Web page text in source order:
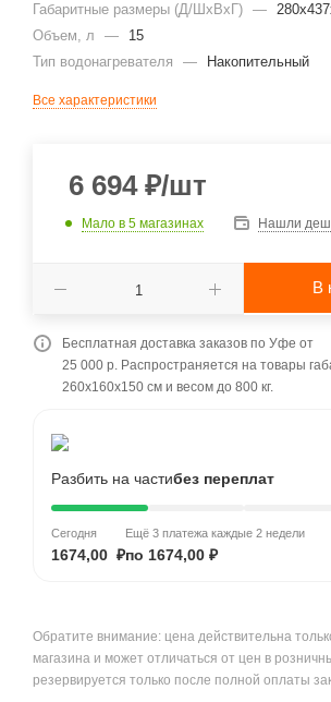
Габаритные размеры (Д/ШхВхГ) —
Объем, л
—
15
Тип водонагревателя
— Накопительный
Все характеристики
6 694₽/шт
Мало в 5 магазинах Нашли
В
Бесплатная доставка заказов по Уфе от
25 000 р. Распространяется на товары
260x160x150 см и весом до 800 кг.
Разбить на частибез переплат
Сегодня
1674,00 ₽
Ещё 3 платежа каждые 2 недели
по 1674,00 ₽
Обратите внимание: цена действительна
магазина и может отличаться от цен в
резервируется только после полной оплаты